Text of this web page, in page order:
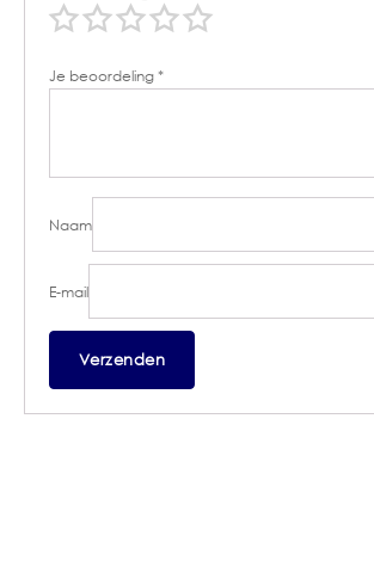
Je beoordeling*
Naam
E-mail